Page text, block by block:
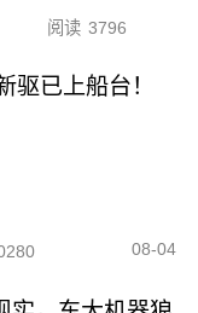
阅读 3796
驱已上船台！
08-04